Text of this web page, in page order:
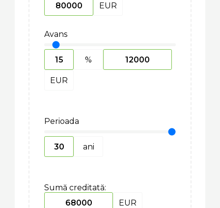
EUR
Avans
%
EUR
Perioada
ani
Sumă creditată:
EUR